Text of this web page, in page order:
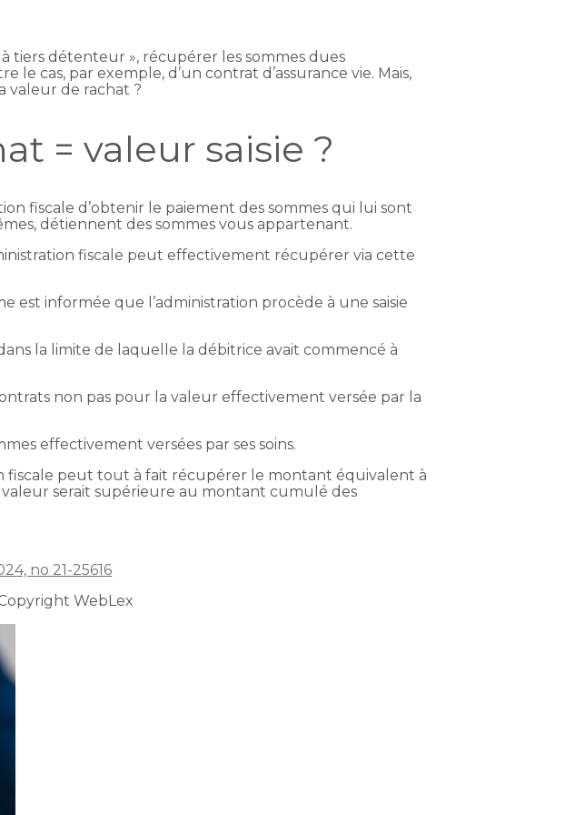
à tiers détenteur », récupérer les sommes dues
cas, par exemple, d’un contrat d’assurance vie. Mais,
valeur de rachat ?
= valeur saisie ?
fiscale d’obtenir le paiement des sommes qui lui sont
détiennent des sommes vous appartenant.
fiscale peut effectivement récupérer via cette
est informée que l’administration procède à une saisie
la limite de laquelle la débitrice avait commencé à
non pas pour la valeur effectivement versée par la
effectivement versées par ses soins.
fiscale peut tout à fait récupérer le montant équivalent à
valeur serait supérieure au montant cumulé des
no 21-25616
WebLex